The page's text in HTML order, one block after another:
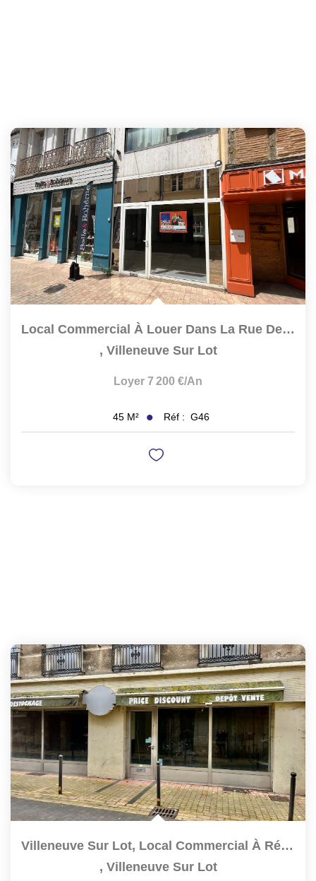
Local Commercial À Louer Dans La Rue De Paris. Prix...
, Villeneuve Sur Lot
Loyer 7 200 €/an
45 M² Réf : G46
Villeneuve Sur Lot, Local Commercial À Rénover De 90 M²...
, Villeneuve Sur Lot